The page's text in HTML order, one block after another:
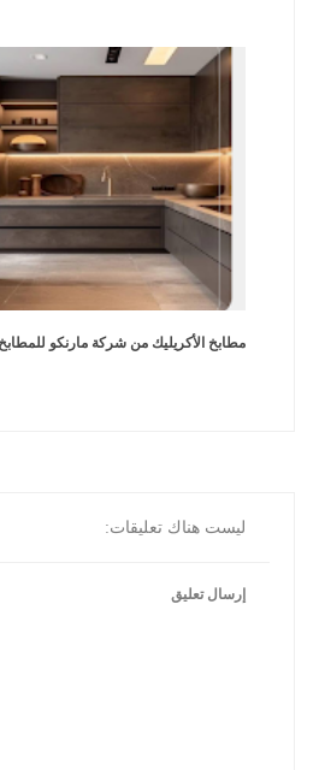
مطابخ الأكريليك من شركة مارنكو
ليست هناك تعليقات:
إرسال تعليق